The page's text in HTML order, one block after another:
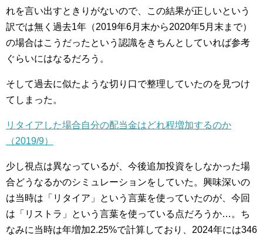
れを言い出すときりがないので、この結果が正しいという
訳では無く過去1年（2019年6月末から2020年5月末まで）
の場合はこうだったという認識をきちんとしていれば参考
ぐらいにはなるだろう。
そして過去に似たような切り口で整理していたのを見つけ
てしまった。
リタイアした場合自分の配当金はどれ程増加するのか
（2019/9）
少し視点は異なっているが、今後追加投資をしなかった場
合どうなるかのシミュレーションをしていた。興味深いの
は当時は「リタイア」という言葉を使っていたのが、今回
は「リストラ」という言葉を使っている点だろうか…。ち
なみに当時は年増加2.25%で計算しており、2024年には346